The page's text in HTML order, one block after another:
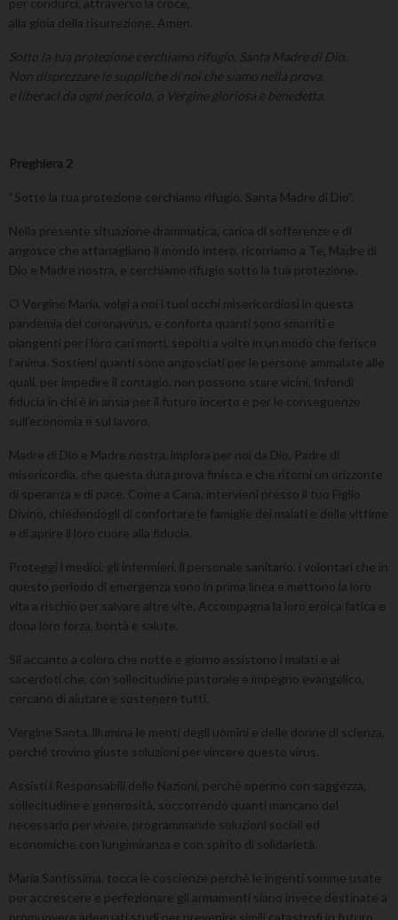
per condurci, attraverso la croce,
alla gioia della risurrezione. Amen.
Sotto la tua protezione cerchiamo rifugio, Santa Madre di Dio.
Non disprezzare le suppliche di noi che siamo nella prova,
e liberaci da ogni pericolo, o Vergine gloriosa e benedetta.
Preghiera 2
“Sotto la tua protezione cerchiamo rifugio, Santa Madre di Dio”.
Nella presente situazione drammatica, carica di sofferenze e di
angosce che attanagliano il mondo intero, ricorriamo a Te, Madre di
Dio e Madre nostra, e cerchiamo rifugio sotto la tua protezione.
O Vergine Maria, volgi a noi i tuoi occhi misericordiosi in questa
pandemia del coronavirus, e conforta quanti sono smarriti e
piangenti per i loro cari morti, sepolti a volte in un modo che ferisce
l’anima. Sostieni quanti sono angosciati per le persone ammalate alle
quali, per impedire il contagio, non possono stare vicini. Infondi
fiducia in chi è in ansia per il futuro incerto e per le conseguenze
sull’economia e sul lavoro.
Madre di Dio e Madre nostra, implora per noi da Dio, Padre di
misericordia, che questa dura prova finisca e che ritorni un orizzonte
di speranza e di pace. Come a Cana, intervieni presso il tuo Figlio
Divino, chiedendogli di confortare le famiglie dei malati e delle vittime
e di aprire il loro cuore alla fiducia.
Proteggi i medici, gli infermieri, il personale sanitario, i volontari che in
questo periodo di emergenza sono in prima linea e mettono la loro
vita a rischio per salvare altre vite. Accompagna la loro eroica fatica e
dona loro forza, bontà e salute.
Sii accanto a coloro che notte e giorno assistono i malati e ai
sacerdoti che, con sollecitudine pastorale e impegno evangelico,
cercano di aiutare e sostenere tutti.
Vergine Santa, illumina le menti degli uomini e delle donne di scienza,
perché trovino giuste soluzioni per vincere questo virus.
Assisti i Responsabili delle Nazioni, perché operino con saggezza,
sollecitudine e generosità, soccorrendo quanti mancano del
necessario per vivere, programmando soluzioni sociali ed
economiche con lungimiranza e con spirito di solidarietà.
Maria Santissima, tocca le coscienze perché le ingenti somme usate
per accrescere e perfezionare gli armamenti siano invece destinate a